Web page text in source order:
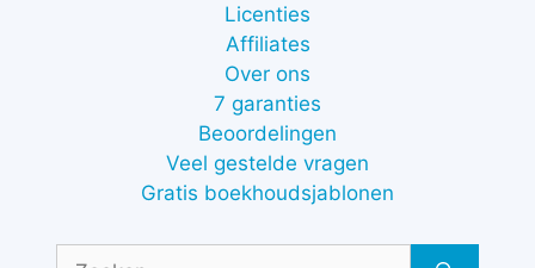
Licenties
Affiliates
Over ons
7 garanties
Beoordelingen
Veel gestelde vragen
Gratis boekhoudsjablonen